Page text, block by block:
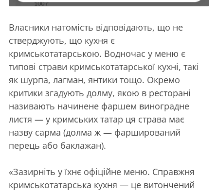
Власники натомість відповідають, що не
стверджують, що кухня є
кримськотатарською. Водночас у меню є
типові страви кримськотатарської кухні, такі
як шурпа, лагман, янтики тощо. Окремо
критики згадують долму, якою в ресторані
називають начинене фаршем виноградне
листя — у кримських татар ця страва має
назву сарма (долма ж — фарширований
перець або баклажан).
«Зазирніть у їхнє офіційне меню. Справжня
кримськотатарська кухня — це витончений